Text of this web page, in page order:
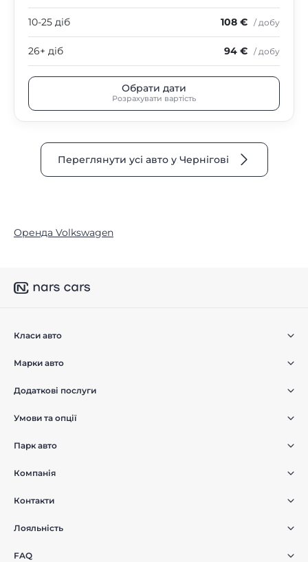
10-25 діб 108 € / добу
26+ діб 94 € / добу
Обрати дати
Розрахувати вартість
Переглянути усі авто у Чернігові
Оренда Volkswagen
Класи авто
Марки авто
Додаткові послуги
Умови та опції
Парк авто
Компанія
Контакти
Лояльність
FAQ